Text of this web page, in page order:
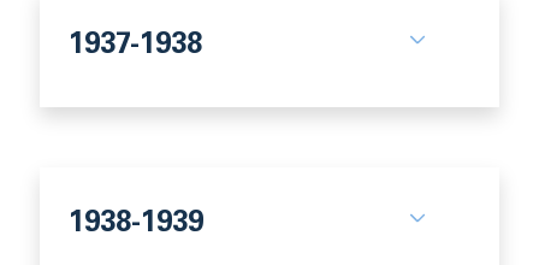
1937-1938
1938-1939